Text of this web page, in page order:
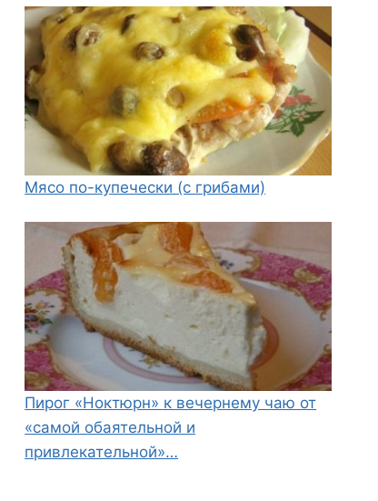
Мясо по-купечески (с грибами)
Пирог «Ноктюрн» к вечернему чаю от
«самой обаятельной и
привлекательной»…